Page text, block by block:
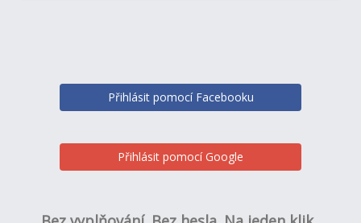
Přihlásit pomocí Facebooku
Přihlásit pomocí Google